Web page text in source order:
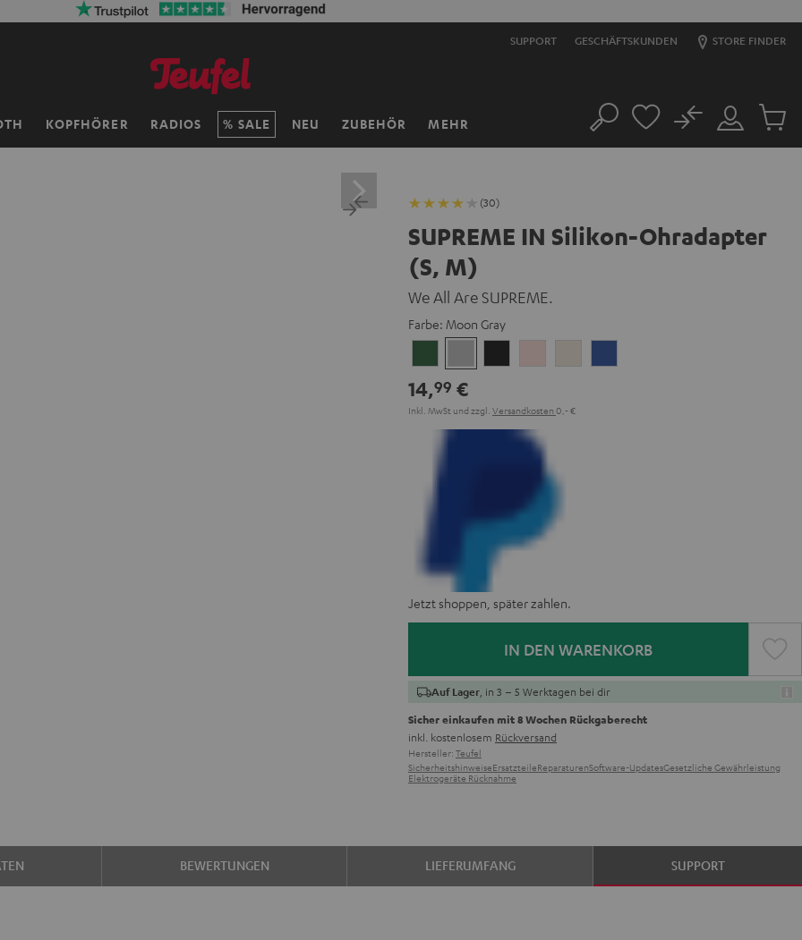
SUPPORT GESCHÄFTSKUNDEN STORE FINDER
KOPFHÖRER RADIOS SALE NEU ZUBEHÖR MEHR Suche
Mein
Konto
No
Artikel
(30)
SUPREME IN Silikon-Ohradapter
(S, M)
We All Are SUPREME.
Farbe: Moon Gray
GreenGray
White
14,99 €
Inkl. MwSt und zzgl. Versandkosten 0,‐ €
Jetzt shoppen, später zahlen.
IN DEN WARENKORB
Auf Lager , in 3 – 5 Werktagen bei dir
Sicher einkaufen mit 8 Wochen Rückgaberecht
inkl. kostenlosem Rückversand
Hersteller: Teufel
SicherheitshinweiseErsatzteileReparaturenSoftware-UpdatesGesetzliche Gewährleistung
Elektrogeräte Rücknahme
BEWERTUNGEN LIEFERUMFANG SUPPORT